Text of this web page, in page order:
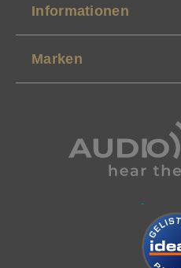
Informationen
Marken